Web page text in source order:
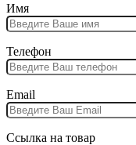
Имя
Телефон
Email
Ссылка на товар